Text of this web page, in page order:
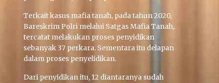
Terkait kasus mafia tanah, pada tahun 2020,
Bareskrim Polri melalui Satgas Mafia Tanah,
tercatat melakukan proses penyidikan
sebanyak 37 perkara. Sementara itu delapan
dalam proses penyelidikan.
Dari penyidikan itu, 12 diantaranya sudah